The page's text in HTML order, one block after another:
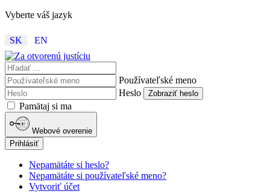
Vyberte váš jazyk
SK EN
Používateľské meno
Heslo
Zobraziť heslo
Pamätaj si ma
Webové overenie
Prihlásiť
Nepamätáte si heslo?
Nepamätáte si používateľské meno?
Vytvoriť účet